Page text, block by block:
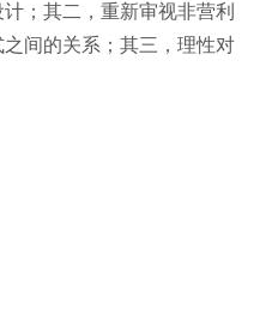
；其二，重新审视非营利
间的关系；其三，理性对